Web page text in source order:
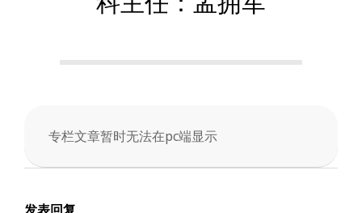
会
专栏文章暂时无法在pc端显示
2025-
05